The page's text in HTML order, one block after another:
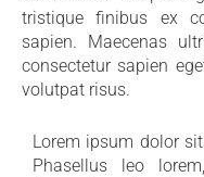
tristique finibus ex
sapien. Maecenas
consectetur sapien
volutpat risus.
Lorem ipsum dolor
Phasellus leo